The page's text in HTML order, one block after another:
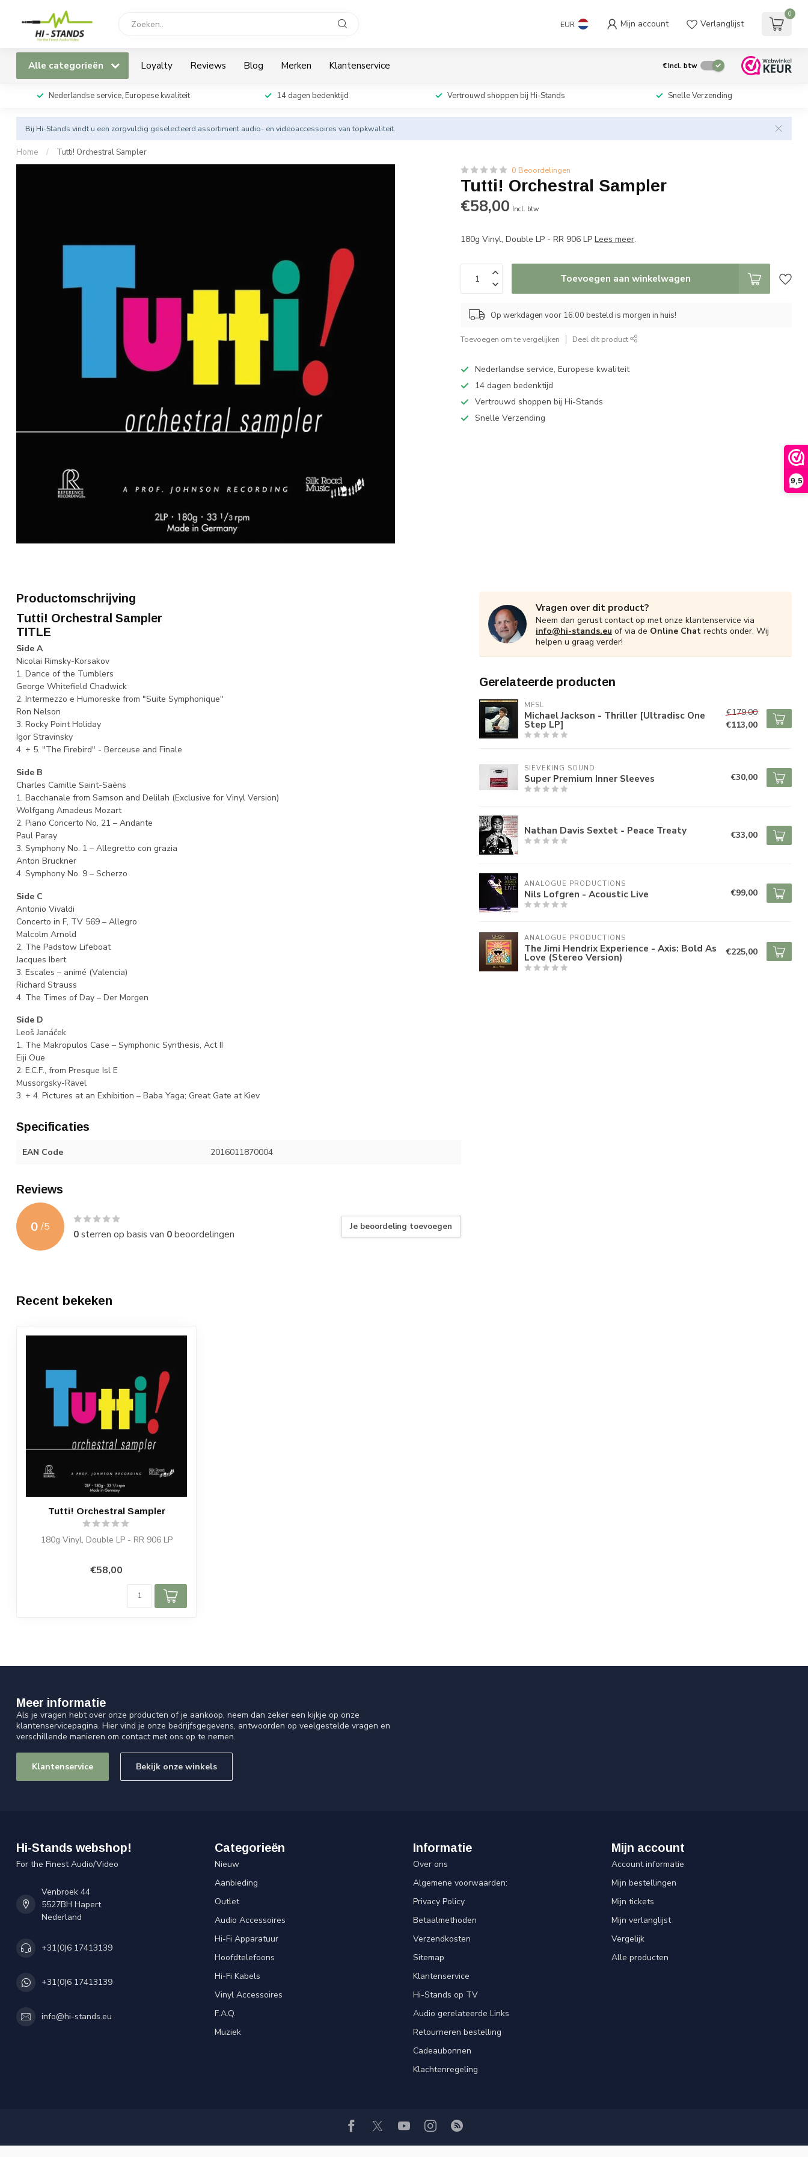
9,5
EUR Mijn account Verlanglijst
0
Alle categorieën Loyalty Reviews Blog Merken Klantenservice €Incl. btw
Nederlandse service, Europese kwaliteit 14 dagen bedenktijd Vertrouwd shoppen bij Hi-Stands Snelle Verzending
Bij Hi-Stands vindt u een zorgvuldig geselecteerd assortiment audio- en videoaccessoires van topkwaliteit.
Home / Tutti! Orchestral Sampler
0 Beoordelingen
Tutti! Orchestral Sampler
€58,00 Incl. btw
180g Vinyl, Double LP - RR 906 LPLees meer.
Toevoegen aan winkelwagen
Op werkdagen voor 16:00 besteld is morgen in huis!
Toevoegen om te vergelijken Deel dit product
Nederlandse service, Europese kwaliteit
14 dagen bedenktijd
Vertrouwd shoppen bij Hi-Stands
Snelle Verzending
Productomschrijving
Tutti! Orchestral Sampler
TITLE
Side A
Nicolai Rimsky-Korsakov
1. Dance of the Tumblers
George Whitefield Chadwick
2. Intermezzo e Humoreske from "Suite Symphonique"
Ron Nelson
3. Rocky Point Holiday
Igor Stravinsky
4. + 5. "The Firebird" - Berceuse and Finale
Side B
Charles Camille Saint-Saëns
1. Bacchanale from Samson and Delilah (Exclusive for Vinyl Version)
Wolfgang Amadeus Mozart
2. Piano Concerto No. 21 – Andante
Paul Paray
3. Symphony No. 1 – Allegretto con grazia
Anton Bruckner
4. Symphony No. 9 – Scherzo
Side C
Antonio Vivaldi
Concerto in F, TV 569 – Allegro
Malcolm Arnold
2. The Padstow Lifeboat
Jacques Ibert
3. Escales – animé (Valencia)
Richard Strauss
4. The Times of Day – Der Morgen
Side D
Leoš Janáček
1. The Makropulos Case – Symphonic Synthesis, Act II
Eiji Oue
2. E.C.F., from Presque Isl E
Mussorgsky-Ravel
3. + 4. Pictures at an Exhibition – Baba Yaga; Great Gate at Kiev
Specificaties
EAN Code 2016011870004
Reviews
0 /5
0sterren op basis van 0beoordelingen
Je beoordeling toevoegen
Vragen over dit product?
Neem dan gerust contact op met onze klantenservice via
info@hi-stands.eu of via de Online Chat rechts onder. Wij
helpen u graag verder!
Gerelateerde producten
MFSL
Michael Jackson - Thriller [Ultradisc One
Step LP]
€179,00
€113,00
SIEVEKING SOUND
Super Premium Inner Sleeves €30,00
Nathan Davis Sextet - Peace Treaty €33,00
ANALOGUE PRODUCTIONS
Nils Lofgren - Acoustic Live €99,00
ANALOGUE PRODUCTIONS
The Jimi Hendrix Experience - Axis: Bold As
Love (Stereo Version) €225,00
Recent bekeken
Tutti! Orchestral Sampler
180g Vinyl, Double LP - RR 906 LP
€58,00
Meer informatie
Als je vragen hebt over onze producten of je aankoop, neem dan zeker een kijkje op onze
klantenservicepagina. Hier vind je onze bedrijfsgegevens, antwoorden op veelgestelde vragen en
verschillende manieren om contact met ons op te nemen.
Klantenservice Bekijk onze winkels
Hi-Stands webshop!
For the Finest Audio/Video
Venbroek 44
5527BH Hapert
Nederland
+31(0)6 17413139
+31(0)6 17413139
info@hi-stands.eu
Categorieën
Nieuw
Aanbieding
Outlet
Audio Accessoires
Hi-Fi Apparatuur
Hoofdtelefoons
Hi-Fi Kabels
Vinyl Accessoires
F.A.Q.
Muziek
Informatie
Over ons
Algemene voorwaarden:
Privacy Policy
Betaalmethoden
Verzendkosten
Sitemap
Klantenservice
Hi-Stands op TV
Audio gerelateerde Links
Retourneren bestelling
Cadeaubonnen
Klachtenregeling
Mijn account
Account informatie
Mijn bestellingen
Mijn tickets
Mijn verlanglijst
Vergelijk
Alle producten